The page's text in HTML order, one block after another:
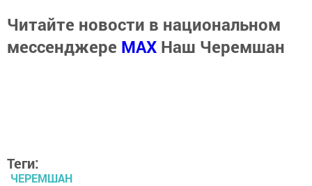
Читайте новости в национальном
мессенджере MАХ Наш Черемшан
Теги:
ЧЕРЕМШАН